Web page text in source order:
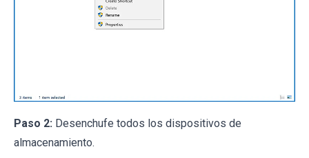
Paso 2: Desenchufe todos los dispositivos de
almacenamiento.